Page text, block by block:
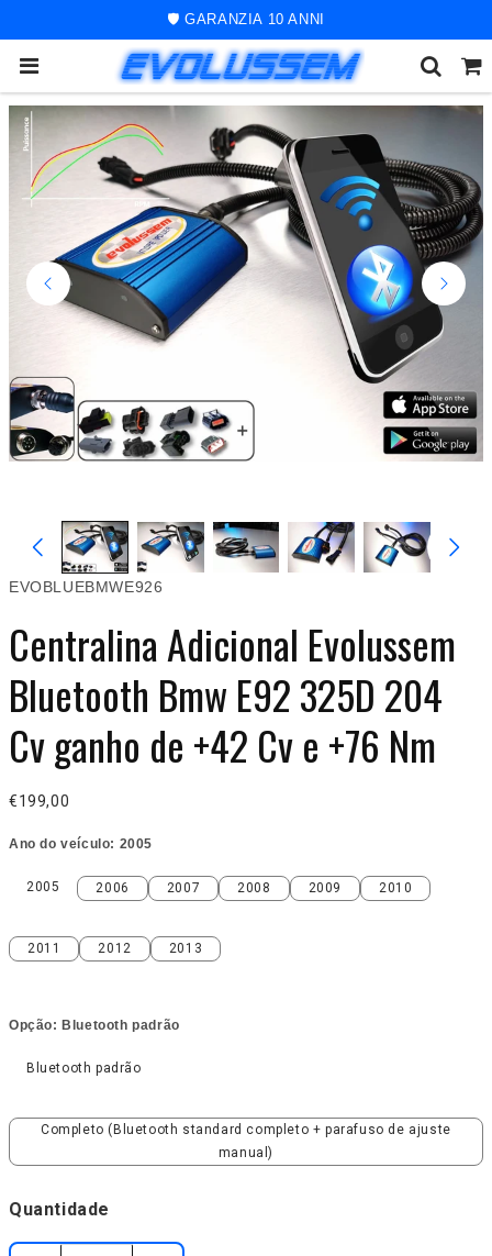
🚀 ORDINE SPEDITO ENTRO 48 ORE
EVOBLUEBMWE926
Centralina Adicional Evolussem
Bluetooth Bmw E92 325D 204
Cv ganho de +42 Cv e +76 Nm
€199,00
Ano do veículo: 2005
2005
2005 2006
2006 2007
2007 2008
2008 2009
2009 2010
2010
2011
2011 2012
2012 2013
2013
Opção: Bluetooth padrão
Bluetooth padrão
Bluetooth padrão
Completo (Bluetooth standard completo + parafuso de
Completo (Bluetooth standard completo + parafuso de ajuste
manual)
Quantidade